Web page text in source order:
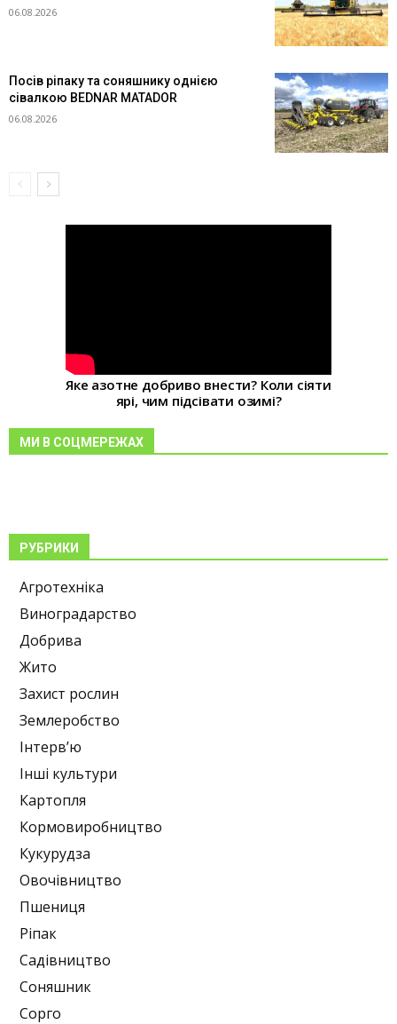
06.08.2026
Посів ріпаку та соняшнику однією
сівалкою BEDNAR MATADOR
06.08.2026
Яке азотне добриво внести? Коли сіяти
ярі, чим підсівати озимі?
МИ В СОЦМЕРЕЖАХ
РУБРИКИ
Агротехніка
Виноградарство
Добрива
Жито
Захист рослин
Землеробство
Інтерв’ю
Інші культури
Картопля
Кормовиробництво
Кукурудза
Овочівництво
Пшениця
Ріпак
Садівництво
Соняшник
Сорго